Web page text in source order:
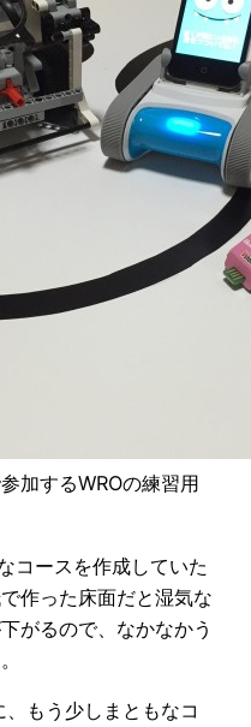
加するWROの練習用
コースを作成していた
作った床面だと湿気な
がるので、なかなかう
、もう少しまともなコ